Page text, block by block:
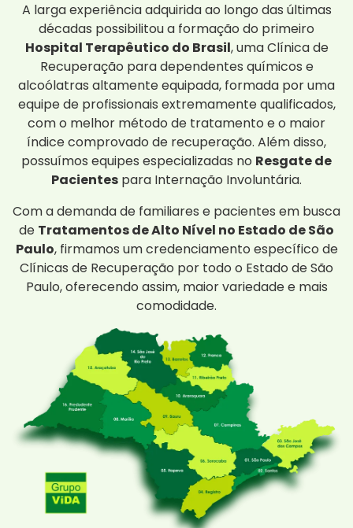
A larga experiência adquirida ao longo das últimas
décadas possibilitou a formação do primeiro
Hospital Terapêutico do Brasil, uma Clínica de
Recuperação para dependentes químicos e
alcoólatras altamente equipada, formada por uma
equipe de profissionais extremamente qualificados,
com o melhor método de tratamento e o maior
índice comprovado de recuperação. Além disso,
possuímos equipes especializadas no Resgate de
Pacientes para Internação Involuntária.
Com a demanda de familiares e pacientes em busca
de Tratamentos de Alto Nível no Estado de São
Paulo, firmamos um credenciamento específico de
Clínicas de Recuperação por todo o Estado de São
Paulo, oferecendo assim, maior variedade e mais
comodidade.